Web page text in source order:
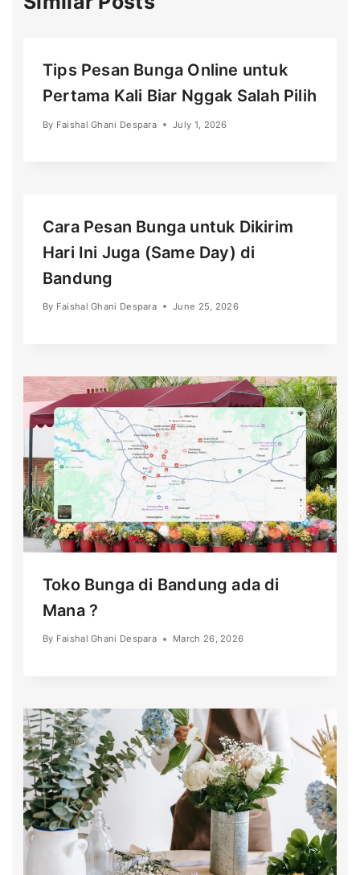
Tips Pesan Bunga Online untuk
Pertama Kali Biar Nggak Salah Pilih
By Faishal Ghani Despara July 1, 2026
Cara Pesan Bunga untuk Dikirim
Hari Ini Juga (Same Day) di
Bandung
By Faishal Ghani Despara June 25, 2026
Toko Bunga di Bandung ada di
Mana ?
By Faishal Ghani Despara March 26, 2026